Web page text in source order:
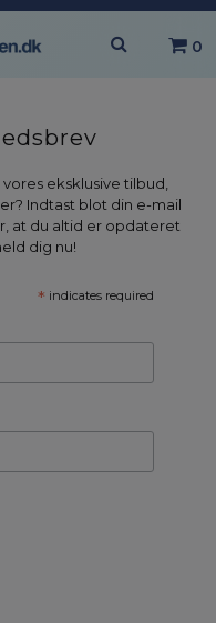
0
eksklusive tilbud,
Indtast blot din e-mail
at du altid er opdateret
dig nu!
* indicates required